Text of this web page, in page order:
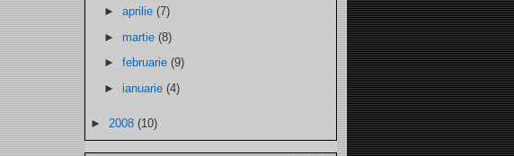
►aprilie(7)
►martie(8)
►februarie(9)
►ianuarie(4)
► 2008 (10)